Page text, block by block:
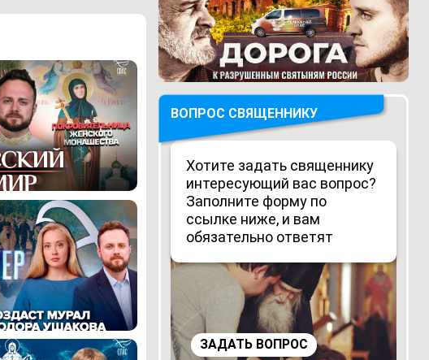
ВОПРОС СВЯЩЕННИКУ
Хотите задать священнику
интересующий вас вопрос?
Заполните форму по
ссылке ниже, и вам
обязательно ответят
ЗАДАТЬ ВОПРОС